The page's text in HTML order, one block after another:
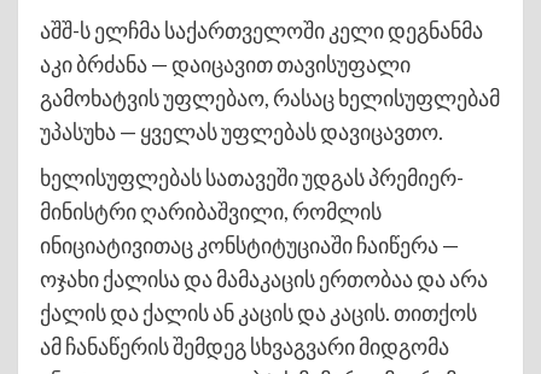
აშშ-ს ელჩმა საქართველოში კელი დეგნანმა
აკი ბრძანა — დაიცავით თავისუფალი
გამოხატვის უფლებაო, რასაც ხელისუფლებამ
უპასუხა — ყველას უფლებას დავიცავთო.
ხელისუფლებას სათავეში უდგას პრემიერ-
მინისტრი ღარიბაშვილი, რომლის
ინიციატივითაც კონსტიტუციაში ჩაიწერა —
ოჯახი ქალისა და მამაკაცის ერთობაა და არა
ქალის და ქალის ან კაცის და კაცის. თითქოს
ამ ჩანაწერის შემდეგ სხვაგვარი მიდგომა